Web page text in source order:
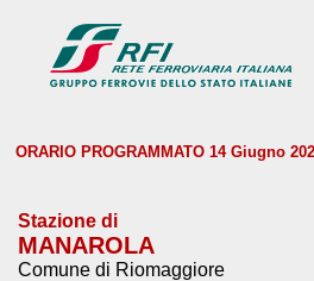
ORARIO PROGRAMMATO 14 Giugno
Stazione di
MANAROLA
Comune di Riomaggiore